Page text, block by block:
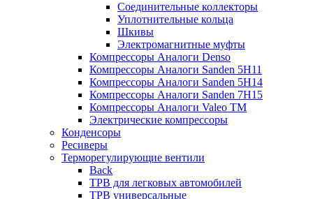
Соединительные коллекторы
Уплотнительные кольца
Шкивы
Электромагнитные муфты
Компрессоры Аналоги Denso
Компрессоры Аналоги Sanden 5H11
Компрессоры Аналоги Sanden 5H14
Компрессоры Аналоги Sanden 7H15
Компрессоры Аналоги Valeo ТМ
Электрические компрессоры
Конденсоры
Ресиверы
Терморегулирующие вентили
Back
ТРВ для легковых автомобилей
ТРВ универсальные